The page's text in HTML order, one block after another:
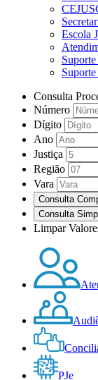
Escola
Consulta
Número
Dígito
Ano
Justiça
Região
Vara
Consulta
Consulta
Limpar
PJe